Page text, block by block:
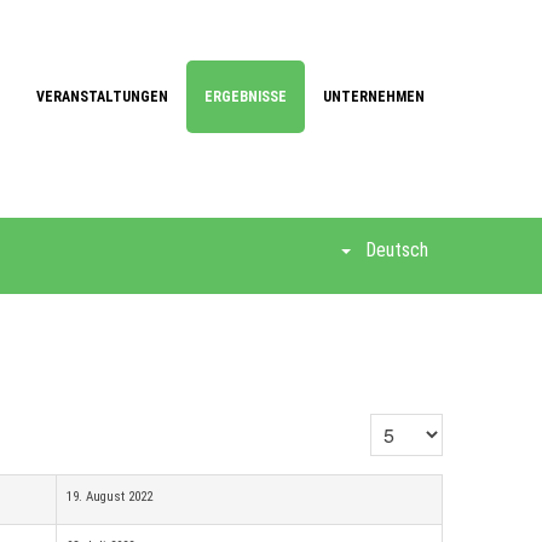
VERANSTALTUNGEN ERGEBNISSE UNTERNEHMEN
Deutsch
Anzeige #
19. August 2022